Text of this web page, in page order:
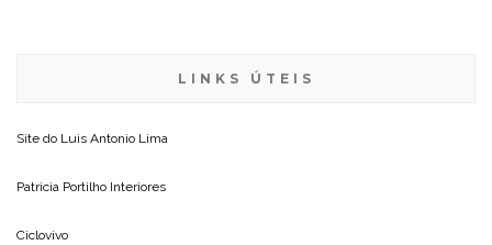
LINKS ÚTEIS
Site do Luis Antonio Lima
Patricia Portilho Interiores
Ciclovivo